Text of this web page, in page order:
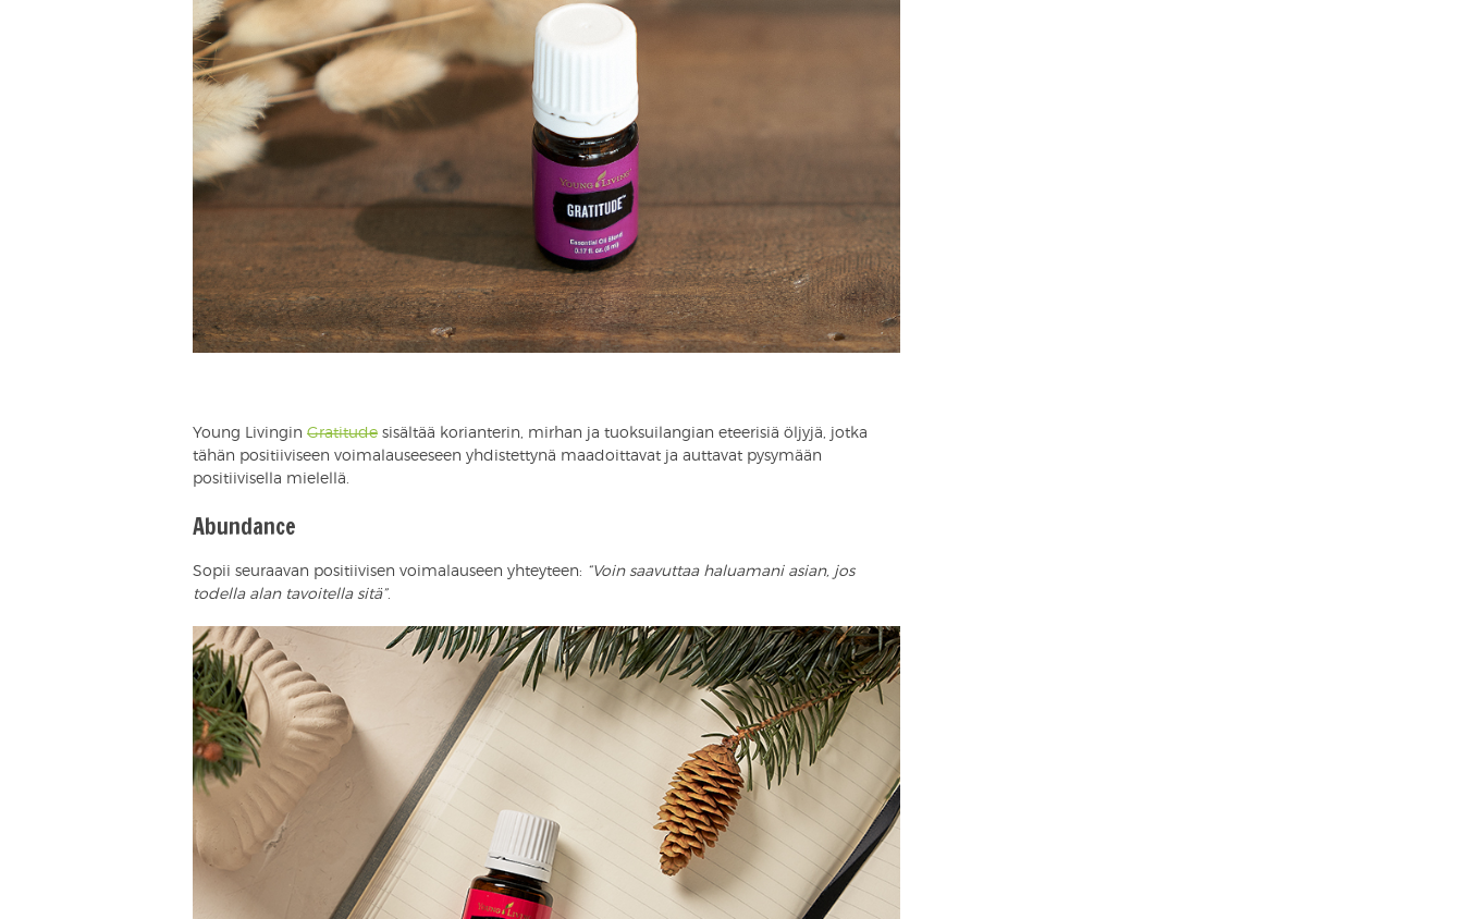
Young Livingin Gratitude sisältää korianterin, mirhan ja tuoksuilangian eteerisiä öljyjä, jotka
tähän positiiviseen voimalauseeseen yhdistettynä maadoittavat ja auttavat pysymään
positiivisella mielellä.
Abundance
Sopii seuraavan positiivisen voimalauseen yhteyteen: “Voin saavuttaa haluamani asian, jos
todella alan tavoitella sitä”.